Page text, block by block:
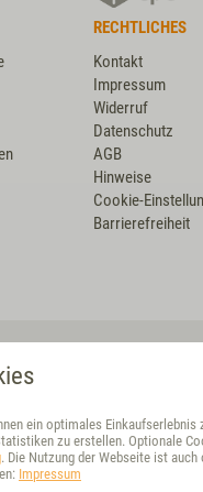
ein optimales
zu erstellen. Optionale
. Die Nutzung der Webseite ist
Impressum
RECHTLICHES
Kontakt
Impressum
Widerruf
Datenschutz
AGB
Hinweise
Cookie-
Barrierefreiheit